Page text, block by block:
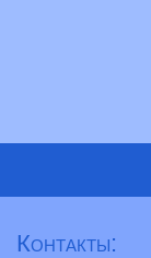
Контакты: